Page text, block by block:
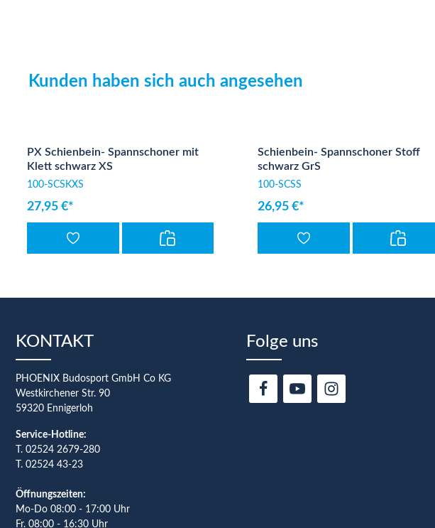
Kunden haben sich auch angesehen
PX Schienbein- Spannschoner mit
Klett schwarz XS
100-SCSKXS
27,95 €*
Schienbein- Spannschoner Stoff
schwarz GrS
100-SCSS
26,95 €*
KONTAKT
PHOENIX Budosport GmbH Co KG
Westkirchener Str. 90
59320 Ennigerloh
Service-Hotline:
T. 02524 2679-280
T. 02524 43-23
Öffnungszeiten:
Mo-Do 08:00 - 17:00 Uhr
Fr. 08:00 - 16:30 Uhr
Folge uns